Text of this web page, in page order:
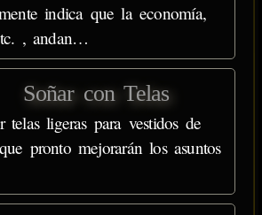
indica que la economía,
, andan…
Soñar con Telas
telas ligeras para vestidos de
pronto mejorarán los asuntos